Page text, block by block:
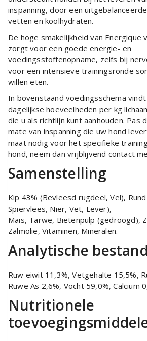
inspanning, door een
vetten en koolhydraten.
De hoge smakelijkheid van Energique
zorgt voor een goede energie- en
voedingsstoffenopname, zelfs bij
voor een intensieve trainingsronde
willen eten.
In bovenstaand voedingsschema
dagelijkse hoeveelheden per kg
die u als richtlijn kunt aanhouden. Pas
mate van inspanning die uw hond
maat nodig voor het specifieke
hond, neem dan vrijblijvend contact
Samenstelling
Kip 43% (Bevleesd rugdeel, Vel),
Spiervlees, Nier, Vet, Lever),
Mais, Tarwe, Bietenpulp (gedroogd),
Zalmolie, Vitaminen, Mineralen.
Analytische
Ruw eiwit 11,3%, Vetgehalte 15,5%,
Ruwe As 2,6%, Vocht 59,0%, Calcium
Nutritionele